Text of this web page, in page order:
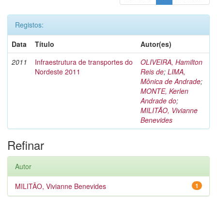
Registos:
Data
Título
Autor(es)
2011
Infraestrutura de transportes do
Nordeste 2011
OLIVEIRA, Hamilton
Reis de; LIMA,
Mônica de Andrade;
MONTE, Kerlen
Andrade do;
MILITÃO, Vivianne
Benevides
Refinar
Autor
1
MILITÃO, Vivianne Benevides